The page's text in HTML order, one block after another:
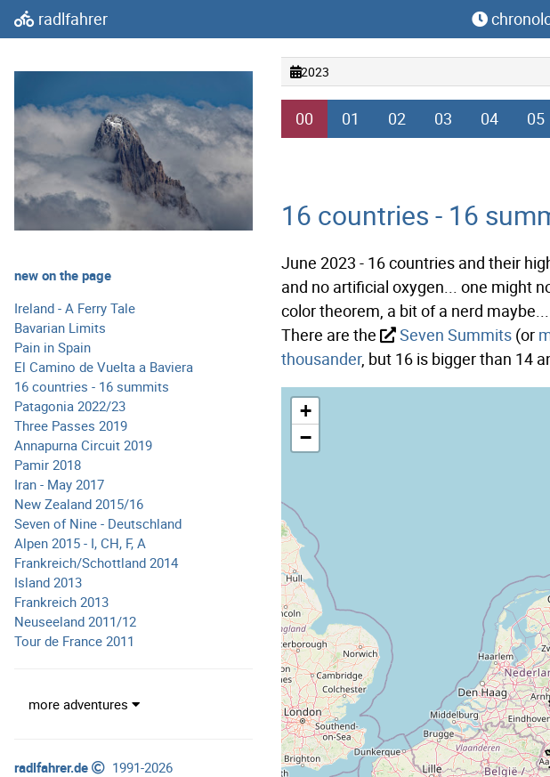
radlfahrer
new on the page
Ireland - A Ferry Tale
Bavarian Limits
Pain in Spain
El Camino de Vuelta a Baviera
16 countries - 16 summits
Patagonia 2022/23
Three Passes 2019
Annapurna Circuit 2019
Pamir 2018
Iran - May 2017
New Zealand 2015/16
Seven of Nine - Deutschland
Alpen 2015 - I, CH, F, A
Frankreich/Schottland 2014
Island 2013
Frankreich 2013
Neuseeland 2011/12
Tour de France 2011
more adventures
radlfahrer.de
1991-2026
2023
00 01 02 03 04 05
16 countries - 16
June 2023 - 16 countries and their
and no artificial oxygen... one might
color theorem, a bit of a nerd maybe...
There are the
Seven Summits (or
thousander, but 16 is bigger than 14
+
−